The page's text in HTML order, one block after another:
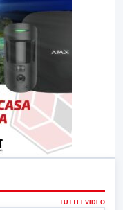
TUTTI I VIDEO